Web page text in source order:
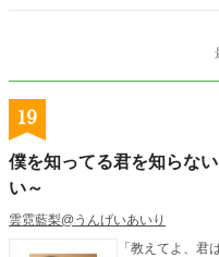
19
僕を知ってる君を知らな
い～
雲霓藍梨@うんげいあいり
「教えてよ、君は誰？」 差出人不明の手